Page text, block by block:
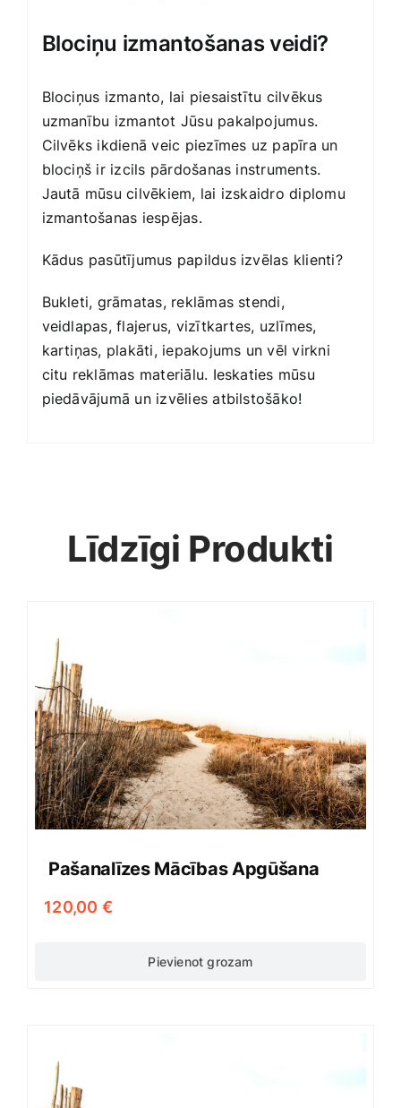
Blociņu izmantošanas veidi?
Blociņus izmanto, lai piesaistītu cilvēkus
uzmanību izmantot Jūsu pakalpojumus.
Cilvēks ikdienā veic piezīmes uz papīra un
blociņš ir izcils pārdošanas instruments.
Jautā mūsu cilvēkiem, lai izskaidro diplomu
izmantošanas iespējas.
Kādus pasūtījumus papildus izvēlas klienti?
Bukleti, grāmatas, reklāmas stendi,
veidlapas,flajerus, vizītkartes, uzlīmes,
kartiņas, plakāti, iepakojums un vēl virkni
citu reklāmas materiālu. Ieskaties mūsu
piedāvājumā un izvēlies atbilstošāko!
Līdzīgi Produkti
Pašanalīzes Mācības Apgūšana
120,00 €
Pievienot grozam